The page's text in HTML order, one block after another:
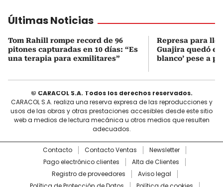
Últimas Noticias
Tom Rahill rompe record de 96
pitones capturadas en 10 días: “Es
una terapia para exmilitares”
Represa para
Guajira quedó en
blanco’ pese a
© CARACOL S.A. Todos los derechos reservados.
CARACOL S.A. realiza una reserva expresa de las reproducciones y
usos de las obras y otras prestaciones accesibles desde este sitio
web a medios de lectura mecánica u otros medios que resulten
adecuados.
Contacto Contacto Ventas
Newsletter
Pago electrónico clientes
Alta de Clientes
Registro de proveedores
Aviso legal